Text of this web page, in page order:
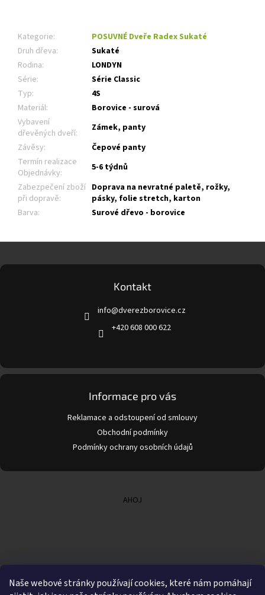
Naše webové stránky používají cookies, které nám pomáhají
Kategorie:
POSUVNÉ Dveře Radex Sukaté
Druh dřeva:
Sukaté
Rodina:
LONDYN
Série:
Série Classic
Typ:
4S
Materiál:
Borovice - surová
Vybavení
dřevěných dveří:
Zámek, panty
Závěsy:
Čepové panty
Termín realizace
Objednávky:
5-6 týdnů
Zabezpečení zboží
při dopravě:
Doprava na nevratné paletě, rožky,
pásky, folie stretch, karton
Barva: Surové dřevo - borovice
p
Kontakt
info@dverezborovice.cz
+420 608 000 622
Informace pro vás
Reklamace a odstoupení od smlouvy
Obchodní podmínky
Podmínky ochrany osobních údajů
AHOJ